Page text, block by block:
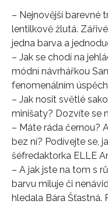
– Nejnovější barevné
lentilkově žlutá.
jedna barva a
– Jak se chodí na
módní návrhářkou
fenomenálním
– Jak nosit světlé
minišaty? Dozvíte se
– Máte ráda černou?
bez ní? Podívejte se,
šéfredaktorka ELLE
– A jak jste na tom s
barvu miluje či
hledala Bára Šťastná.